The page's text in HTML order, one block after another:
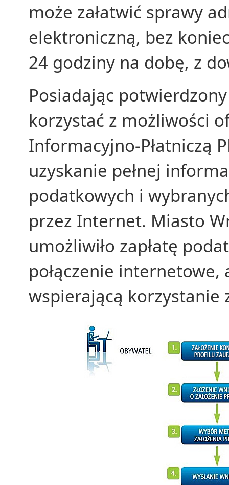
może załatwić sprawy
elektroniczną, bez
24 godziny na dobę, z
Posiadając
korzystać z możliwości
Informacyjno-Płatniczą
uzyskanie pełnej
podatkowych i
przez Internet. Miasto
umożliwiło zapłatę
połączenie internetowe,
wspierającą korzystanie